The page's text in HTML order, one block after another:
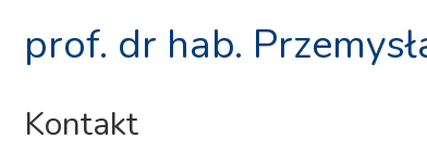
prof. dr hab.
Kontakt